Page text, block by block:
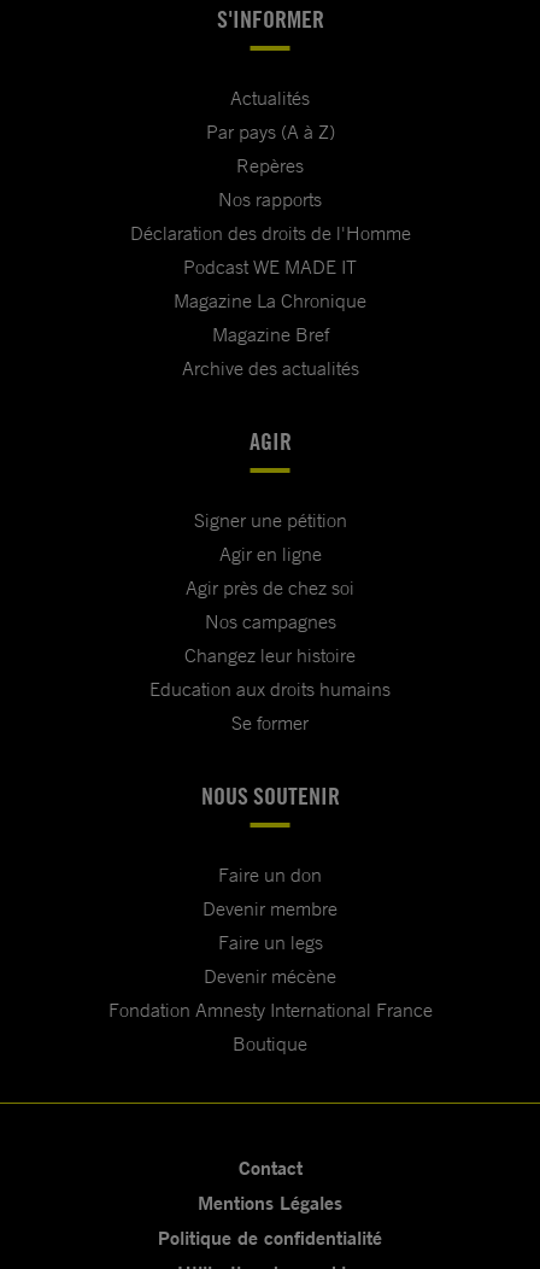
S'INFORMER
Actualités
Par pays (A à Z)
Repères
Nos rapports
Déclaration des droits de l'Homme
Podcast WE MADE IT
Magazine La Chronique
Magazine Bref
Archive des actualités
AGIR
Signer une pétition
Agir en ligne
Agir près de chez soi
Nos campagnes
Changez leur histoire
Education aux droits humains
Se former
NOUS SOUTENIR
Faire un don
Devenir membre
Faire un legs
Devenir mécène
Fondation Amnesty International France
Boutique
Contact
Mentions Légales
Politique de confidentialité